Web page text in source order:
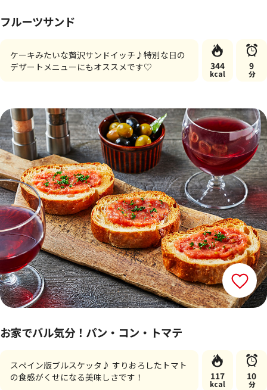
フルーツサンド
ケーキみたいな贅沢サンドイッチ♪特別な日の
デザートメニューにもオススメです♡
344
kcal
9
分
お家でバル気分！パン・コン・トマテ
スペイン版ブルスケッタ♪ すりおろしたトマト
の食感がくせになる美味しさです！
117
kcal
10
分